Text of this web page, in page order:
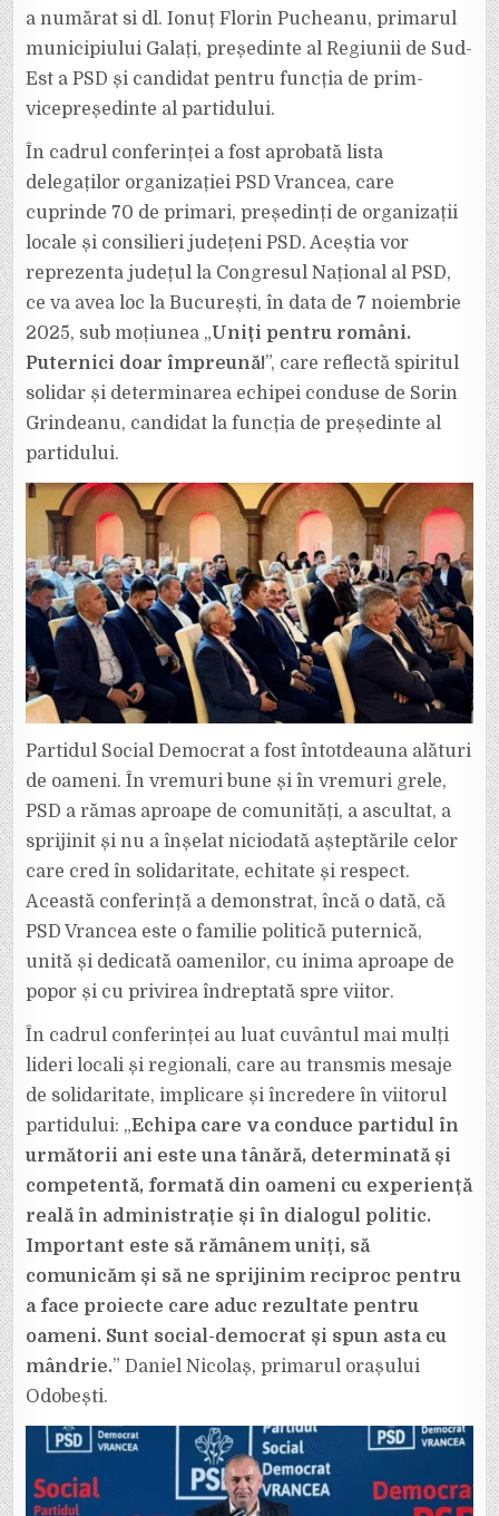
a numărat si dl. Ionuț Florin Pucheanu, primarul
municipiului Galați, președinte al Regiunii de Sud-
Est a PSD și candidat pentru funcția de prim-
vicepreședinte al partidului.
În cadrul conferinței a fost aprobată lista
delegaților organizației PSD Vrancea, care
cuprinde 70 de primari, președinți de organizații
locale și consilieri județeni PSD. Aceștia vor
reprezenta județul la Congresul Național al PSD,
ce va avea loc la București, în data de 7 noiembrie
2025, sub moțiunea „Uniți pentru români.
Puternici doar împreună!”, care reflectă spiritul
solidar și determinarea echipei conduse de Sorin
Grindeanu, candidat la funcția de președinte al
partidului.
Partidul Social Democrat a fost întotdeauna alături
de oameni. În vremuri bune și în vremuri grele,
PSD a rămas aproape de comunități, a ascultat, a
sprijinit și nu a înșelat niciodată așteptările celor
care cred în solidaritate, echitate și respect.
Această conferință a demonstrat, încă o dată, că
PSD Vrancea este o familie politică puternică,
unită și dedicată oamenilor, cu inima aproape de
popor și cu privirea îndreptată spre viitor.
În cadrul conferinței au luat cuvântul mai mulți
lideri locali și regionali, care au transmis mesaje
de solidaritate, implicare și încredere în viitorul
partidului: „Echipa care va conduce partidul în
următorii ani este una tânără, determinată și
competentă, formată din oameni cu experiență
reală în administrație și în dialogul politic.
Important este să rămânem uniți, să
comunicăm și să ne sprijinim reciproc pentru
a face proiecte care aduc rezultate pentru
oameni. Sunt social-democrat și spun asta cu
mândrie.” Daniel Nicolaș, primarul orașului
Odobești.